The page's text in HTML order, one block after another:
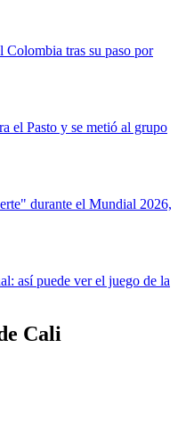
Colombia tras su paso por
el Pasto y se metió al grupo
durante el Mundial 2026,
así puede ver el juego de la
Cali